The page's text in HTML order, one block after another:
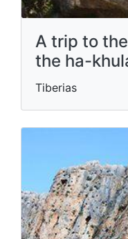
A trip to
the ha-
Tiberias